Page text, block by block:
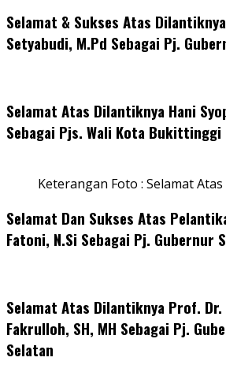
Selamat & Sukses Atas
Setyabudi, M.Pd Sebagai Pj.
Selamat Atas Dilantiknya Hani
Sebagai Pjs. Wali Kota Bukittinggi
Keterangan Foto : Selamat
Selamat Dan Sukses Atas
Fatoni, N.Si Sebagai Pj. Gubernur
Selamat Atas Dilantiknya Prof.
Fakrulloh, SH, MH Sebagai Pj.
Selatan